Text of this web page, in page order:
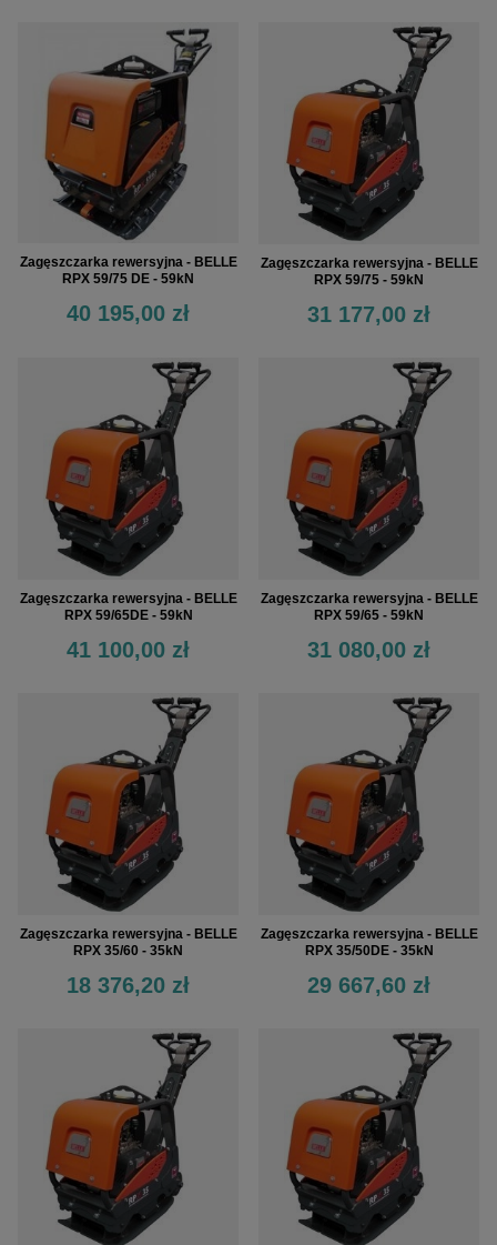
Zagęszczarka rewersyjna - BELLE
RPX 59/75 DE - 59kN
40 195,00 zł
Zagęszczarka rewersyjna - BELLE
RPX 59/75 - 59kN
31 177,00 zł
Zagęszczarka rewersyjna - BELLE
RPX 59/65DE - 59kN
41 100,00 zł
Zagęszczarka rewersyjna - BELLE
RPX 59/65 - 59kN
31 080,00 zł
Zagęszczarka rewersyjna - BELLE
RPX 35/60 - 35kN
18 376,20 zł
Zagęszczarka rewersyjna - BELLE
RPX 35/50DE - 35kN
29 667,60 zł